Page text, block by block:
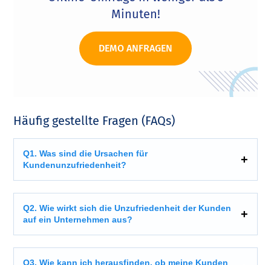
Minuten!
DEMO ANFRAGEN
Häufig gestellte Fragen (FAQs)
Q1. Was sind die Ursachen für
Kundenunzufriedenheit?
Q2. Wie wirkt sich die Unzufriedenheit der Kunden
auf ein Unternehmen aus?
Q3. Wie kann ich herausfinden, ob meine Kunden